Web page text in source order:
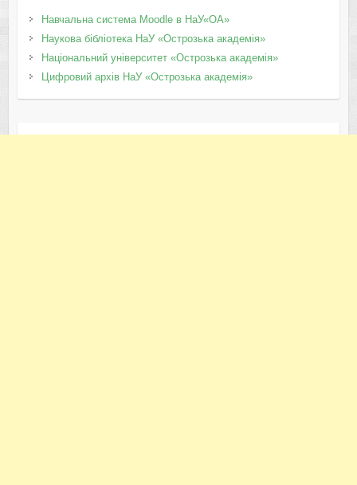
Навчальна система Moodle в НаУ«ОА»
Наукова бібліотека НаУ «Острозька академія»
Національний університет «Острозька академія»
Цифровий архів НаУ «Острозька академія»